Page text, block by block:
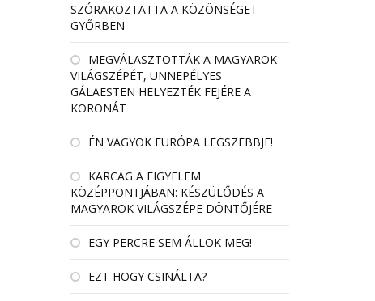
SZÓRAKOZTATTA A KÖZÖNSÉGET
GYŐRBEN
MEGVÁLASZTOTTÁK A MAGYAROK
VILÁGSZÉPÉT, ÜNNEPÉLYES
GÁLAESTEN HELYEZTÉK FEJÉRE A
KORONÁT
ÉN VAGYOK EURÓPA LEGSZEBBJE!
KARCAG A FIGYELEM
KÖZÉPPONTJÁBAN: KÉSZÜLŐDÉS A
MAGYAROK VILÁGSZÉPE DÖNTŐJÉRE
EGY PERCRE SEM ÁLLOK MEG!
EZT HOGY CSINÁLTA?